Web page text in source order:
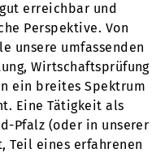
erreichbar und
Perspektive. Von
unsere umfassenden
Wirtschaftsprüfung
ein breites Spektrum
Eine Tätigkeit als
Pfalz (oder in unserer
Teil eines erfahrenen